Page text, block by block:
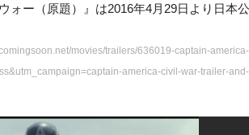
ォー（原題）』は2016年4月29日より日本
movies/trailers/636019-captain-
america-civil-war-trailer-